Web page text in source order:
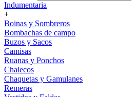
Indumentaria
+
Boinas y Sombreros
Bombachas de campo
Buzos y Sacos
Camisas
Ruanas y Ponchos
Chalecos
Chaquetas y Gamulanes
Remeras